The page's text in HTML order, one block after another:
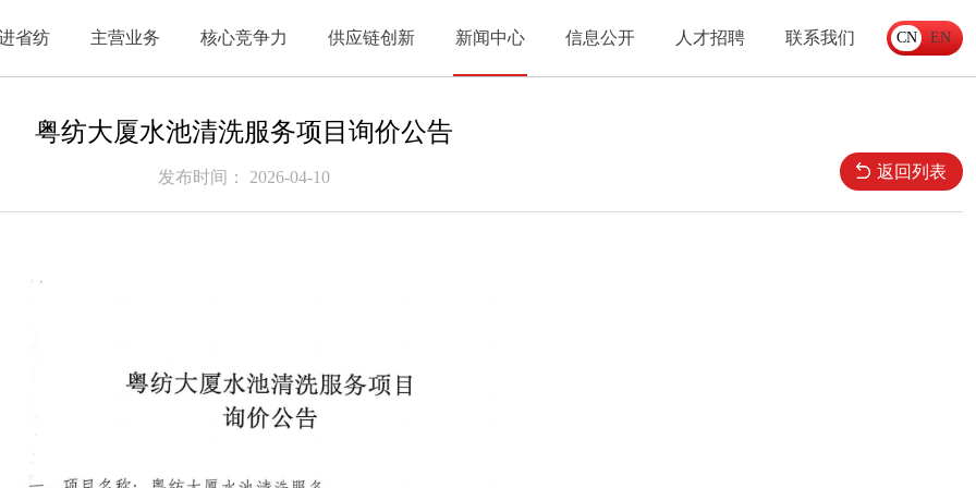
省纺 主营业务 核心竞争力 供应链创新 新闻中心 信息公开 人才招聘 联系我们 CN EN
粤纺大厦水池清洗服务项目询价公告
发布时间： 2026-04-10 返回列表